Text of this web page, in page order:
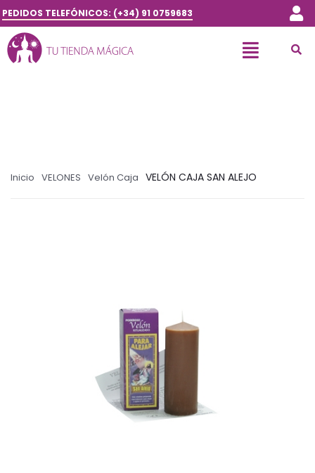
PEDIDOS TELEFÓNICOS: (+34) 91 0759683
Inicio VELONES Velón Caja VELÓN CAJA SAN ALEJO